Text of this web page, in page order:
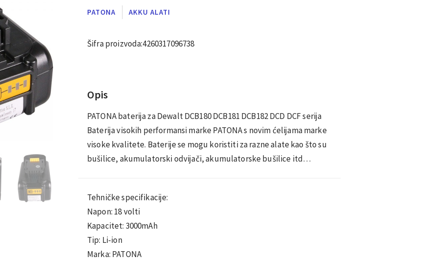
PATONA AKKU ALATI
Šifra proizvoda:4260317096738
Opis
PATONA baterija za Dewalt DCB180 DCB181 DCB182 DCD DCF serija
Baterija visokih performansi marke PATONA s novim ćelijama marke
visoke kvalitete. Baterije se mogu koristiti za razne alate kao što su
bušilice, akumulatorski odvijači, akumulatorske bušilice itd…
Tehničke specifikacije:
Napon: 18 volti
Kapacitet: 3000mAh
Tip: Li-ion
Marka: PATONA